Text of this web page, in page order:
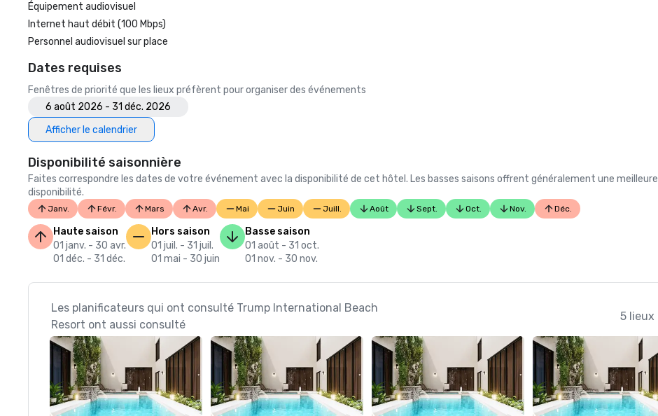
Équipement audiovisuel
Internet haut débit (100 Mbps)
Personnel audiovisuel sur place
Dates requises
Fenêtres de priorité que les lieux préfèrent pour organiser des événements
6 août 2026 - 31 déc. 2026
Afficher le calendrier
Disponibilité saisonnière
Faites correspondre les dates de votre événement avec la disponibilité de cet hôtel. Les basses saisons offrent généralement une meilleure
disponibilité.
Janv. Févr. Mars Avr. Mai Juin Juill. Août Sept. Oct. Nov. Déc.
Haute saison
01 janv. - 30 avr.
01 déc. - 31 déc.
Hors saison
01 juil. - 31 juil.
01 mai - 30 juin
Basse saison
01 août - 31 oct.
01 nov. - 30 nov.
Les planificateurs qui ont consulté Trump International Beach
Resort ont aussi consulté
5 lieux